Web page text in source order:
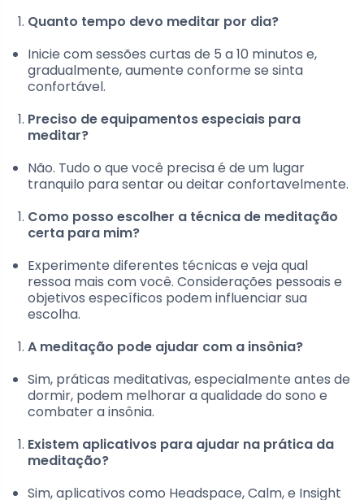
Quanto tempo devo meditar por dia?
Inicie com sessões curtas de 5 a 10 minutos e,
gradualmente, aumente conforme se sinta
confortável.
Preciso de equipamentos especiais para
meditar?
Não. Tudo o que você precisa é de um lugar
tranquilo para sentar ou deitar confortavelmente.
Como posso escolher a técnica de meditação
certa para mim?
Experimente diferentes técnicas e veja qual
ressoa mais com você. Considerações pessoais e
objetivos específicos podem influenciar sua
escolha.
A meditação pode ajudar com a insônia?
Sim, práticas meditativas, especialmente antes de
dormir, podem melhorar a qualidade do sono e
combater a insônia.
Existem aplicativos para ajudar na prática da
meditação?
Sim, aplicativos como Headspace, Calm, e Insight